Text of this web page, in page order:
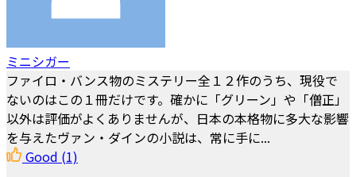
ミニシガー
ファイロ・バンス物のミステリー全１２作のうち、現役で
ないのはこの１冊だけです。確かに「グリーン」や「僧正」
以外は評価がよくありませんが、日本の本格物に多大な影響
を与えたヴァン・ダインの小説は、常に手に...
Good (1)